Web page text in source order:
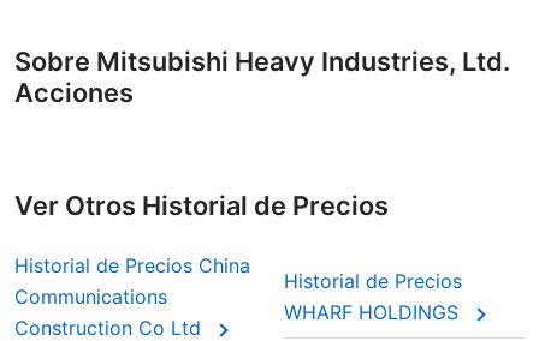
Sobre Mitsubishi Heavy Industries, Ltd.
Acciones
Ver Otros Historial de Precios
Historial de Precios China
Communications
Construction Co Ltd
Historial de Precios
WHARF HOLDINGS